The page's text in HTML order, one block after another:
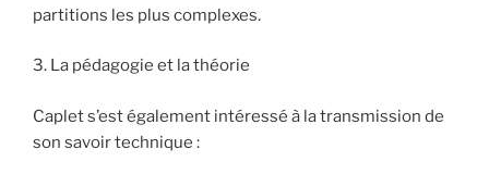
partitions les plus complexes.
3. La pédagogie et la théorie
Caplet s’est également intéressé à la transmission de
son savoir technique :